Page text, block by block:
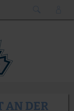
AN DER